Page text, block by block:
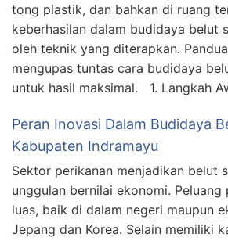
tong plastik, dan bahkan di ruang
keberhasilan dalam budidaya belut
oleh teknik yang diterapkan.
mengupas tuntas cara budidaya
untuk hasil maksimal. 1. Langkah
Peran Inovasi Dalam Budidaya
Kabupaten Indramayu
Sektor perikanan menjadikan belut
unggulan bernilai ekonomi. Peluang
luas, baik di dalam negeri maupun
Jepang dan Korea. Selain memiliki